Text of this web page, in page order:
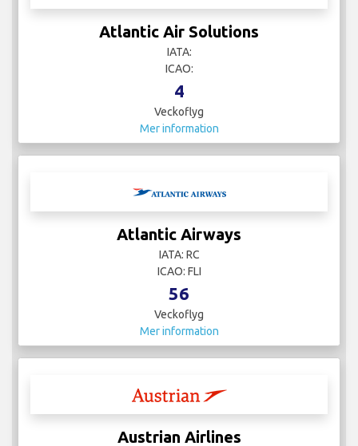
Atlantic Air Solutions
IATA:
ICAO:
4
Veckoflyg
Mer information
Atlantic Airways
IATA: RC
ICAO: FLI
56
Veckoflyg
Mer information
Austrian Airlines